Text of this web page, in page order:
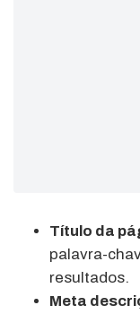
Título da
palavra-
resultados.
Meta